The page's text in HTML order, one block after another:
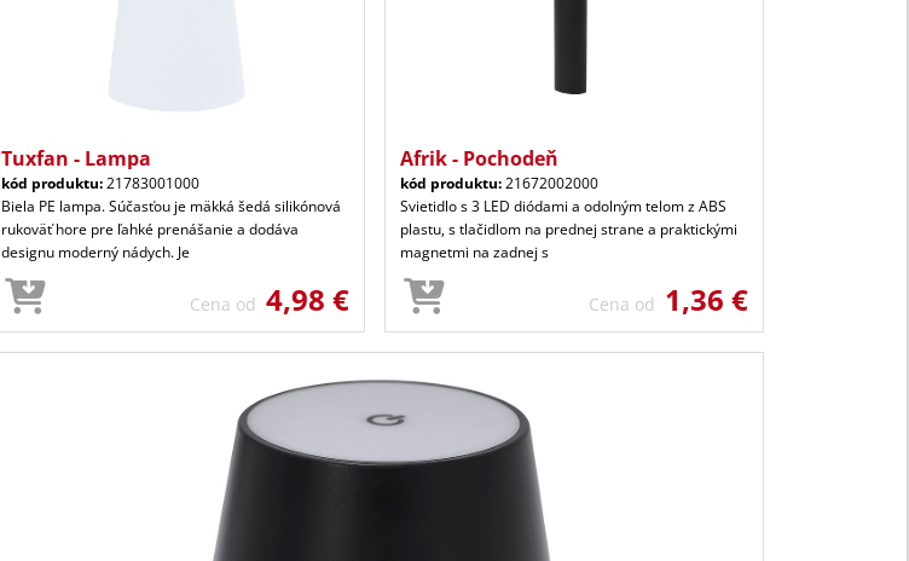
Tuxfan - Lampa
kód produktu:21783001000
Biela PE lampa. Súčasťou je mäkká šedá silikónová
rukoväť hore pre ľahké prenášanie a dodáva
designu moderný nádych. Je
Cena od 4,98 €
Afrik - Pochodeň
kód produktu:21672002000
Svietidlo s 3 LED diódami a odolným telom z ABS
plastu, s tlačidlom na prednej strane a praktickými
magnetmi na zadnej s
Cena od 1,36 €